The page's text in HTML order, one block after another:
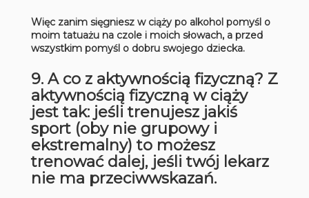
Więc zanim sięgniesz w ciąży po alkohol pomyśl o
moim tatuażu na czole i moich słowach, a przed
wszystkim pomyśl o dobru swojego dziecka.
9. A co z aktywnością fizyczną? Z
aktywnością fizyczną w ciąży
jest tak: jeśli trenujesz jakiś
sport (oby nie grupowy i
ekstremalny) to możesz
trenować dalej, jeśli twój lekarz
nie ma przeciwwskazań.